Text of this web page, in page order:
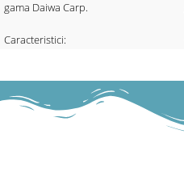
gama Daiwa Carp.
Caracteristici: